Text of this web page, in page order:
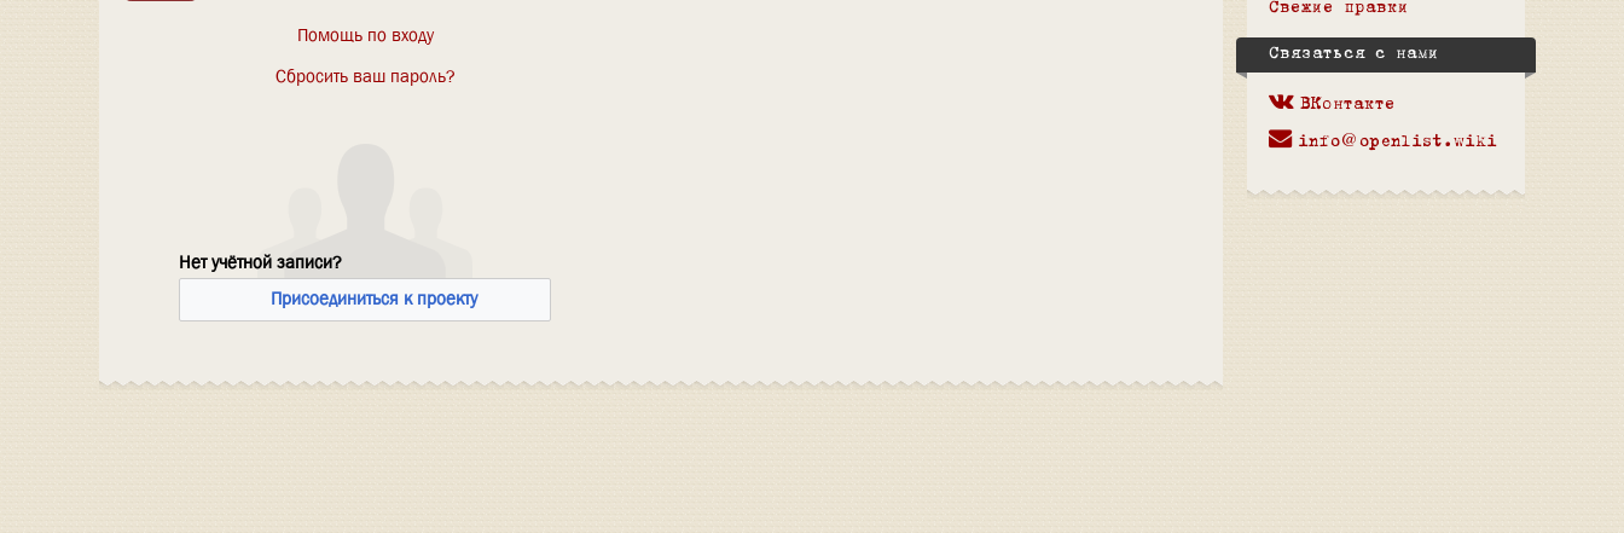
Помощь по входу
Сбросить ваш пароль?
Нет учётной записи?
Присоединиться к проекту
Свежие правки
Связаться с нами
ВКонтакте
info@openlist.wiki